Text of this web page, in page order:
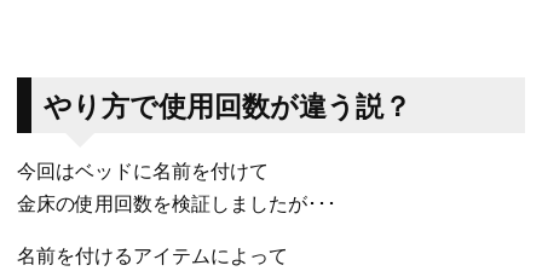
やり方で使用回数が違う説？
今回はベッドに名前を付けて
金床の使用回数を検証しましたが･･･
名前を付けるアイテムによって